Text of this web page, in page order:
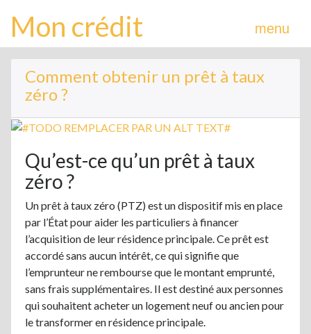
Mon crédit menu
Comment obtenir un prêt à taux
zéro ?
Qu’est-ce qu’un prêt à taux
zéro ?
Un prêt à taux zéro (PTZ) est un dispositif mis en place
par l’État pour aider les particuliers à financer
l’acquisition de leur résidence principale. Ce prêt est
accordé sans aucun intérêt, ce qui signifie que
l’emprunteur ne rembourse que le montant emprunté,
sans frais supplémentaires. Il est destiné aux personnes
qui souhaitent acheter un logement neuf ou ancien pour
le transformer en résidence principale.